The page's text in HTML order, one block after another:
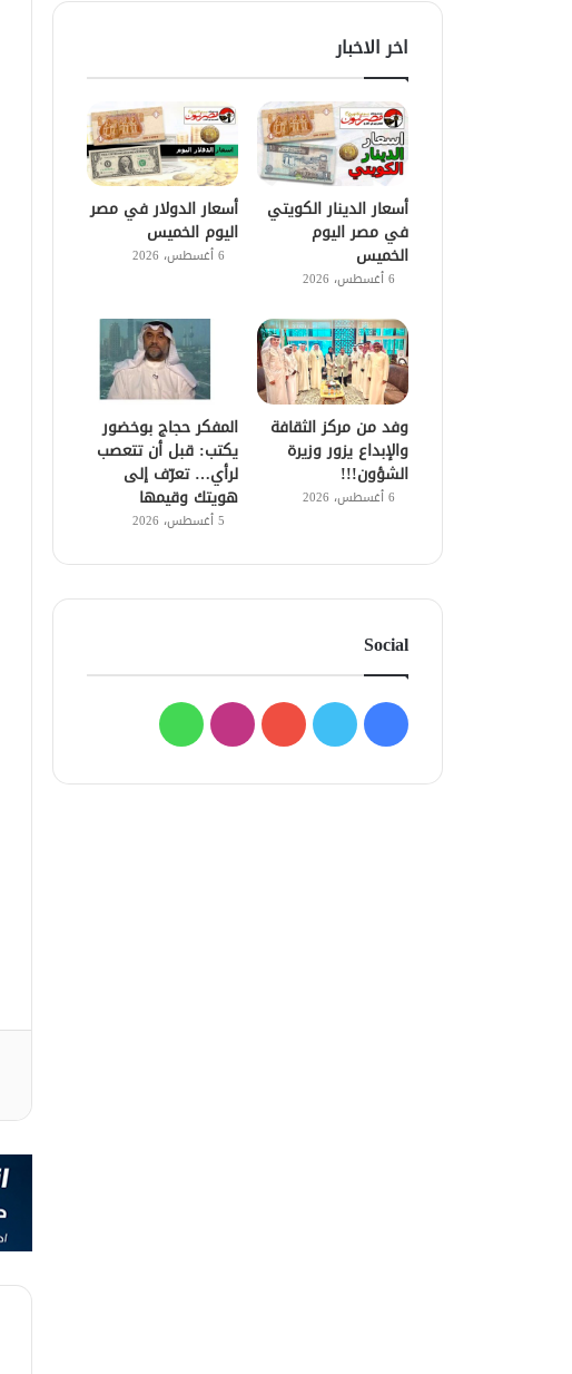
اخر الاخبار
أسعار الدينار الكويتي
في مصر اليوم
الخميس
6 أغسطس، 2026
أسعار الدولار في مصر
اليوم الخميس
6 أغسطس، 2026
وفد من مركز الثقافة
والإبداع يزور وزيرة
الشؤون!!!
6 أغسطس، 2026
المفكر حجاج بوخضور
يكتب: قبل أن تتعصب
لرأي… تعرّف إلى
هويتك وقيمها
5 أغسطس، 2026
Social
فيسبوك
تويتر يوتيوبانستقرامواتساب